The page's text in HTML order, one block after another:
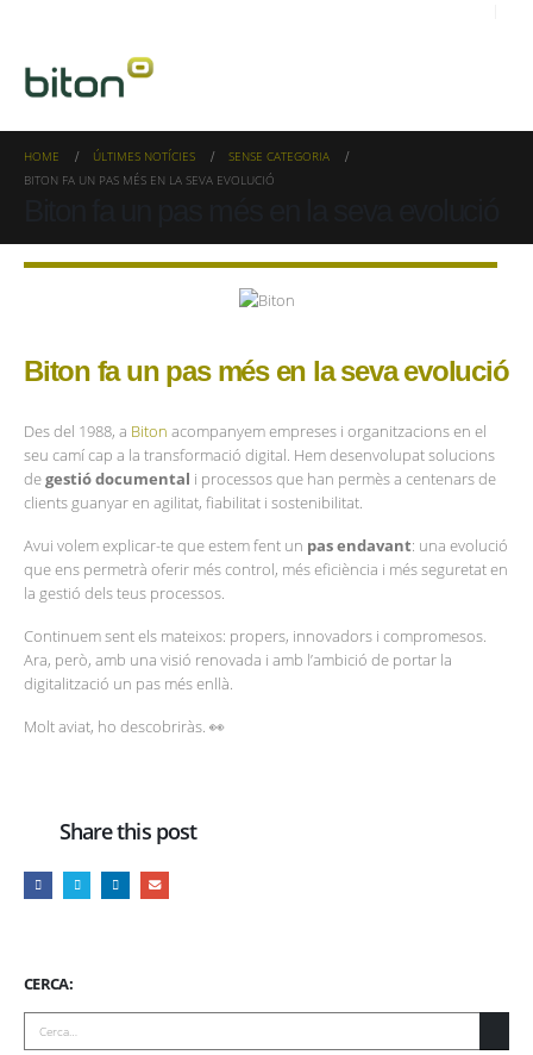
HOME ÚLTIMES NOTÍCIES
SENSE CATEGORIA
BITON FA UN PAS MÉS EN LA SEVA EVOLUCIÓ
Biton fa un pas més en la seva evolució
Des del 1988, a Biton acompanyem empreses i organitzacions en el
seu camí cap a la transformació digital. Hem desenvolupat solucions
degestió documental i processos que han permès a centenars de
clients guanyar en agilitat, fiabilitat i sostenibilitat.
Avui volem explicar-te que estem fent un pas endavant: una evolució
que ens permetrà oferir més control, més eficiència i més seguretat en
la gestió dels teus processos.
Continuem sent els mateixos: propers, innovadors i compromesos.
Ara, però, amb una visió renovada i amb l’ambició de portar la
digitalització un pas més enllà.
Molt aviat, ho descobriràs. 👀
Share this post
CERCA: